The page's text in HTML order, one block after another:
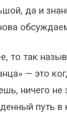
да и
то так
— это
ничего не
путь в